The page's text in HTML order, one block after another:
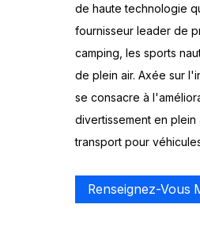
de haute technologie
fournisseur leader de
camping, les sports
de plein air. Axée sur
se consacre à
divertissement en
transport pour
Renseignez-Vous